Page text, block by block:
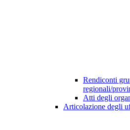
Rendiconti
regionali/
Atti degli
Articolazione degli